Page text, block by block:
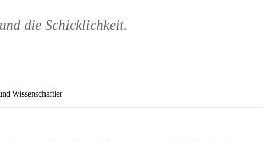
die Schicklichkeit.
Wissenschaftler